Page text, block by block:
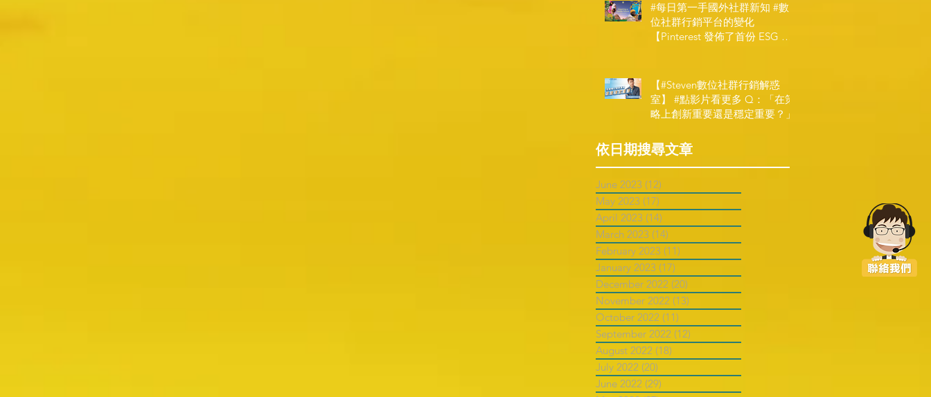
#每日第一手國外社群新知 #數
位社群行銷平台的變化
【Pinterest 發佈了首份 ESG 報
【#Steven數位社群行銷解惑
室】 #點影片看更多​ Q：「在策
略上創新重要還是穩定重要？」
依日期搜尋文章
June 2023 (12)
May 2023 (17)
April 2023 (14)
March 2023 (14)
February 2023 (11)
January 2023 (17)
December 2022 (20)
November 2022 (13)
October 2022 (11)
September 2022 (12)
August 2022 (18)
July 2022 (20)
June 2022 (29)